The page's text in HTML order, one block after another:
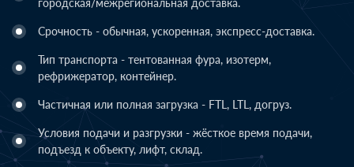
городская/межрегиональная доставка.
Срочность - обычная, ускоренная, экспресс-доставка.
Тип транспорта - тентованная фура, изотерм,
рефрижератор, контейнер.
Частичная или полная загрузка - FTL, LTL, догруз.
Условия подачи и разгрузки - жёсткое время подачи,
подъезд к объекту, лифт, склад.